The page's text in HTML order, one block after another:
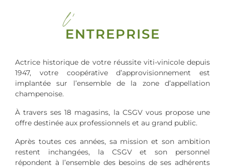
l'
ENTREPRISE
Actrice historique de votre réussite viti-vinicole depuis
1947, votre coopérative d’approvisionnement est
implantée sur l’ensemble de la zone d’appellation
champenoise.
À travers ses 18 magasins, la CSGV vous propose une
offre destinée aux professionnels et au grand public.
Après toutes ces années, sa mission et son ambition
restent inchangées, la CSGV et son personnel
répondent à l’ensemble des besoins de ses adhérents